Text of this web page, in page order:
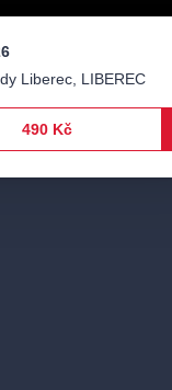
Liberec, LIBEREC
490 Kč